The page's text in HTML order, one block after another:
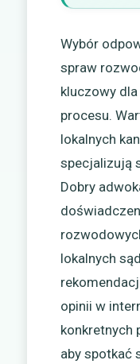
Wybór
spraw
kluczowy dla
procesu.
lokalnych
specjalizują
Dobry
lokalnych
opinii w
konkretnych
aby spotkać